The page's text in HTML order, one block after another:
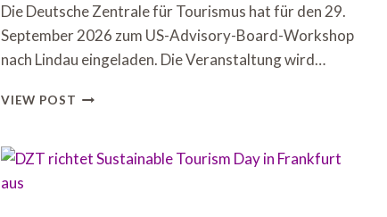
Die Deutsche Zentrale für Tourismus hat für den 29.
September 2026 zum US-Advisory-Board-Workshop
nach Lindau eingeladen. Die Veranstaltung wird…
VIEW POST DZT
REISEINDUSTRIE